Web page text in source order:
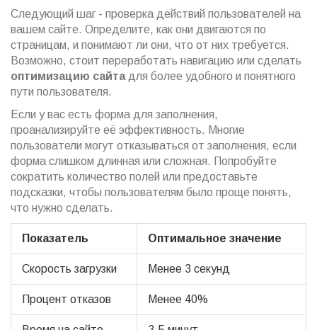
Следующий шаг - проверка действий пользователей на
вашем сайте. Определите, как они двигаются по
страницам, и понимают ли они, что от них требуется.
Возможно, стоит переработать навигацию или сделать
оптимизацию сайтадля более удобного и понятного
пути пользователя.
Если у вас есть форма для заполнения,
проанализируйте её эффективность. Многие
пользователи могут отказываться от заполнения, если
форма слишком длинная или сложная. Попробуйте
сократить количество полей или предоставьте
подсказки, чтобы пользователям было проще понять,
что нужно сделать.
Показатель Оптимальное значение
Скорость загрузки Менее 3 секунд
Процент отказов Менее 40%